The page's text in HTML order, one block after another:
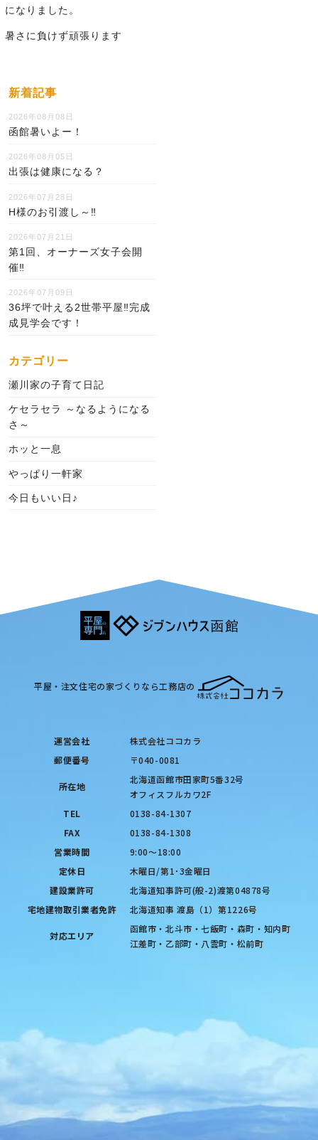
になりました。
暑さに負けず頑張ります
新着記事
2026年08月08日
函館暑いよー！
2026年08月05日
出張は健康になる？
2026年07月28日
H様のお引渡し～‼
2026年07月21日
第1回、オーナーズ女子会開
催‼
2026年07月09日
36坪で叶える2世帯平屋‼完成
成見学会です！
カテゴリー
瀬川家の子育て日記
ケセラセラ ～なるようになる
さ～
ホッと一息
やっぱり一軒家
今日もいい日♪
平屋・注文住宅の家づくりなら工務店の
運営会社
株式会社ココカラ
郵便番号
〒040-0081
所在地
北海道函館市田家町5番32号
オフィスフルカワ2F
TEL
0138-84-1307
FAX
0138-84-1308
営業時間
9:00〜18:00
定休日
木曜日/第1･3金曜日
建設業許可
北海道知事許可(般-2)渡第04878号
宅地建物取引業者免許
北海道知事 渡島（1）第1226号
対応エリア
函館市・北斗市・七飯町・森町・知内町
江差町・乙部町・八雲町・松前町